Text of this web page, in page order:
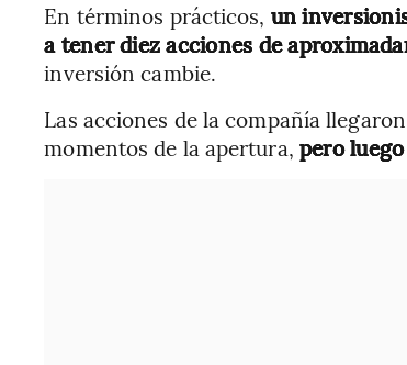
En términos prácticos, un
a tener diez acciones de
inversión cambie.
Las acciones de la compañía
momentos de la apertura, pero